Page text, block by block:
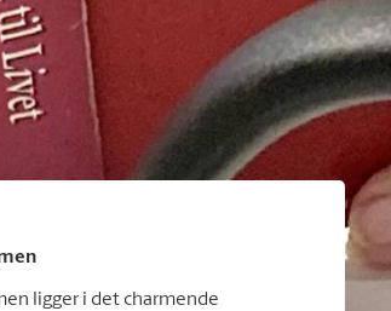
ligger i det charmende